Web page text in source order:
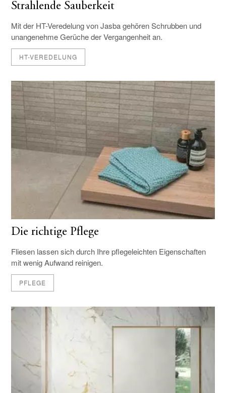
Strahlende Sauberkeit
Mit der HT-Veredelung von Jasba gehören Schrubben und
unangenehme Gerüche der Vergangenheit an.
HT-VEREDELUNG
Die richtige Pflege
Fliesen lassen sich durch Ihre pflegeleichten Eigenschaften
mit wenig Aufwand reinigen.
PFLEGE